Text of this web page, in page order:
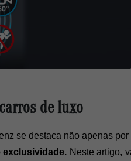
de luxo
se destaca não apenas
exclusividade. Neste artigo,